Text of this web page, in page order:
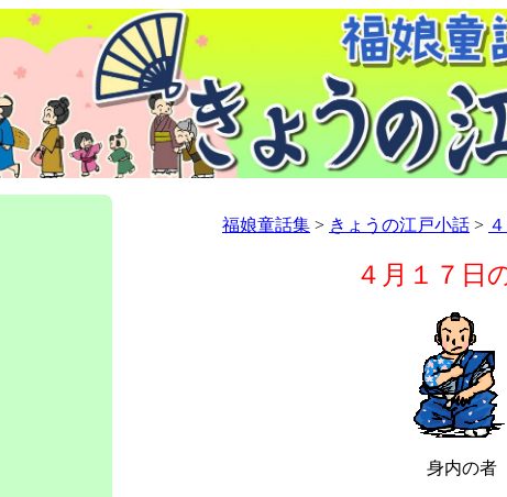
福娘童話集 > きょうの江戸小話 >
４月１７日
身内の者